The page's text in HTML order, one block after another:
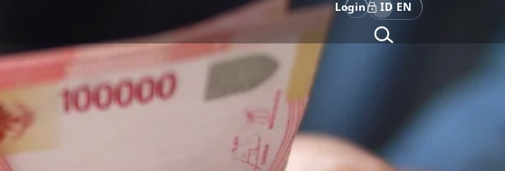
Login ID EN